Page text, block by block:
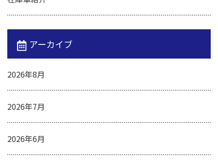
アーカイブ
2026年8月
2026年7月
2026年6月